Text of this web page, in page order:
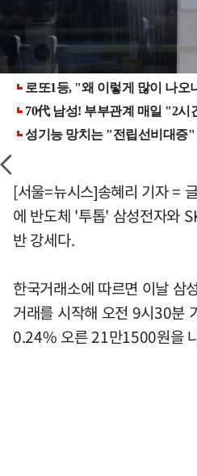
[서울=뉴시스]송혜리 기자 =
에 반도체 '투톱' 삼성전자와
반 강세다.
한국거래소에 따르면 이날
거래를 시작해 오전 9시30분
0.24% 오른 21만1500원을